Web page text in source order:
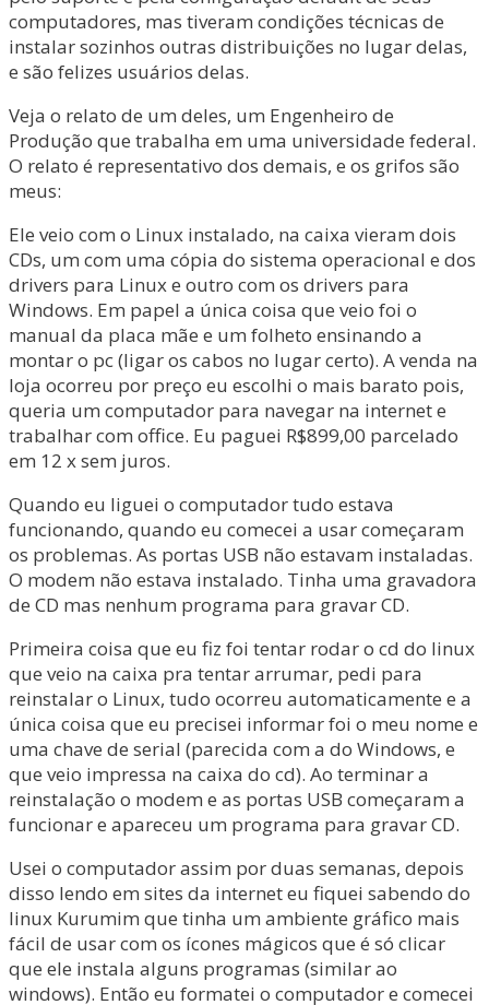
computadores, mas tiveram condições técnicas de
instalar sozinhos outras distribuições no lugar delas,
e são felizes usuários delas.
Veja o relato de um deles, um Engenheiro de
Produção que trabalha em uma universidade federal.
O relato é representativo dos demais, e os grifos são
meus:
Ele veio com o Linux instalado, na caixa vieram dois
CDs, um com uma cópia do sistema operacional e dos
drivers para Linux e outro com os drivers para
Windows. Em papel a única coisa que veio foi o
manual da placa mãe e um folheto ensinando a
montar o pc (ligar os cabos no lugar certo). A venda na
loja ocorreu por preço eu escolhi o mais barato pois,
queria um computador para navegar na internet e
trabalhar com office. Eu paguei R$899,00 parcelado
em 12 x sem juros.
Quando eu liguei o computador tudo estava
funcionando, quando eu comecei a usar começaram
os problemas. As portas USB não estavam instaladas.
O modem não estava instalado. Tinha uma gravadora
de CD mas nenhum programa para gravar CD.
Primeira coisa que eu fiz foi tentar rodar o cd do linux
que veio na caixa pra tentar arrumar, pedi para
reinstalar o Linux, tudo ocorreu automaticamente e a
única coisa que eu precisei informar foi o meu nome e
uma chave de serial (parecida com a do Windows, e
que veio impressa na caixa do cd). Ao terminar a
reinstalação o modem e as portas USB começaram a
funcionar e apareceu um programa para gravar CD.
Usei o computador assim por duas semanas, depois
disso lendo em sites da internet eu fiquei sabendo do
linux Kurumim que tinha um ambiente gráfico mais
fácil de usar com os ícones mágicos que é só clicar
que ele instala alguns programas (similar ao
windows). Então eu formatei o computador e comecei